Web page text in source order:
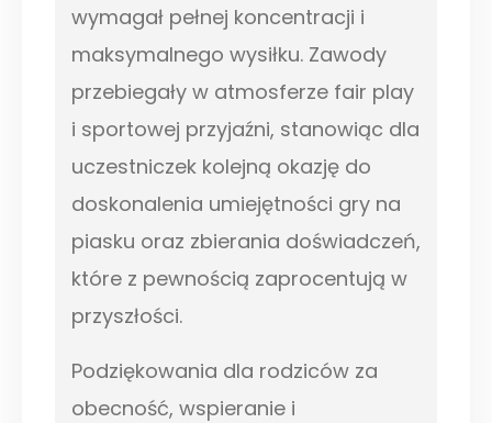
wymagał pełnej koncentracji i
maksymalnego wysiłku. Zawody
przebiegały w atmosferze fair play
i sportowej przyjaźni, stanowiąc dla
uczestniczek kolejną okazję do
doskonalenia umiejętności gry na
piasku oraz zbierania doświadczeń,
które z pewnością zaprocentują w
przyszłości.
Podziękowania dla rodziców za
obecność, wspieranie i